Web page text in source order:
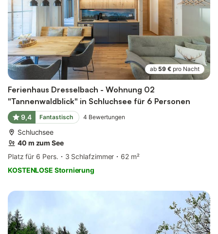
ab 59 € pro Nacht
Ferienhaus Dresselbach - Wohnung 02
"Tannenwaldblick" in Schluchsee für 6 Personen
9,4 Fantastisch 4 Bewertungen
Schluchsee
40 m zum See
Platz für 6 Pers.
3 Schlafzimmer
62 m²
KOSTENLOSE Stornierung